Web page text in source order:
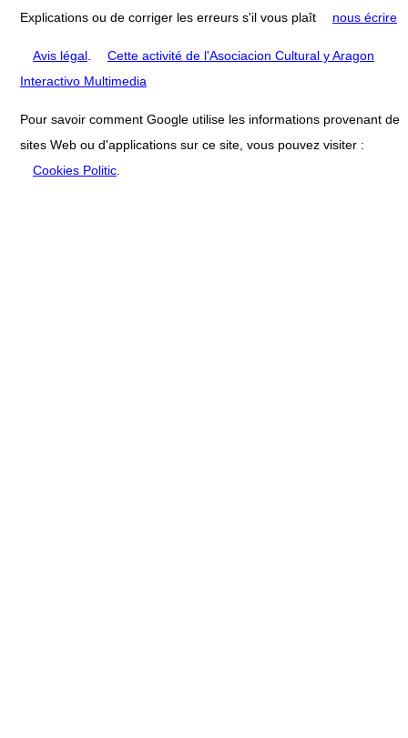
Explications ou de corriger les erreurs s'il vous plaît
nous écrire
Avis légal
Cette activité de l'Asociacion Cultural y Aragon
Interactivo Multimedia
Pour savoir comment Google utilise les informations provenant de
sites Web ou d'applications sur ce site, vous pouvez visiter :
Cookies Politic